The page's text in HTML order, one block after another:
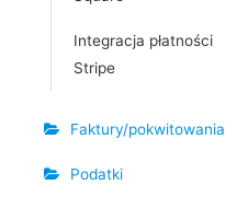
Integracja płatności
Stripe
Faktury/pokwitowania
Podatki